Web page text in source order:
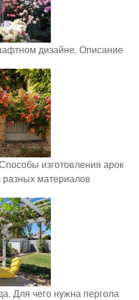
дизайне. Описание
изготовления арок
материалов
Для чего нужна пергола